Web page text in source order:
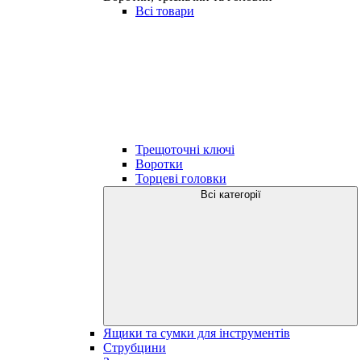
Всі товари
Трещоточні ключі
Воротки
Торцеві головки
Всі категорії
Ящики та сумки для інструментів
Струбцини